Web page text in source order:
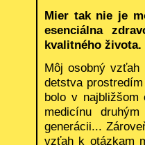
Mier tak nie je
esenciálna
kvalitného života.
Môj osobný
detstva
bolo v najbližšom
medicínu
generácii...
vzťah k otázkam